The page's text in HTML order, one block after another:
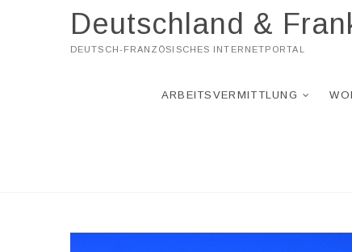
Deutschland &
DEUTSCH-FRANZÖSISCHES INTERNETPORTAL
ARBEITSVERMITTLUNG